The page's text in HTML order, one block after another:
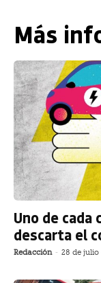
Más
Uno de
descarta el
Redacción - 28 de julio